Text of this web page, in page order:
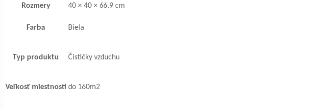
Rozmery
40 × 40 × 66.9 cm
Farba Biela
Typ produktu Čističky vzduchu
Veľkosť miestnosti do 160m2